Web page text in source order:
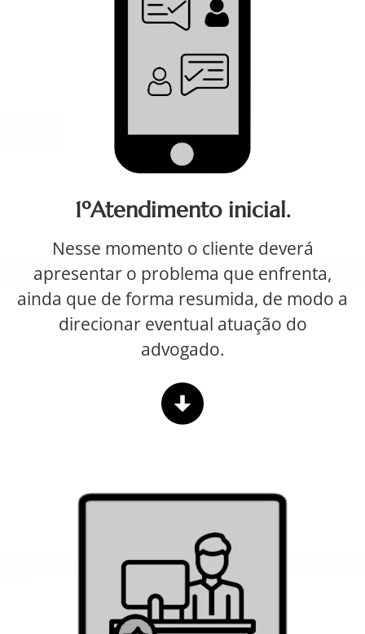
1ºAtendimento inicial.
Nesse momento o cliente deverá
apresentar o problema que enfrenta,
ainda que de forma resumida, de modo a
direcionar eventual atuação do
advogado.